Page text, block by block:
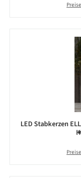
LED Stabkerzen